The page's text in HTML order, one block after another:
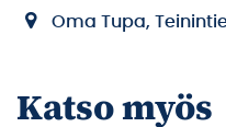
Oma Tupa,
Katso myös